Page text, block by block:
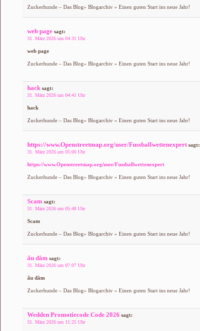
Zuckerhunde – Das Blog» Blogarchiv » Einen guten Start ins neue Jahr!
web page sagt:
31. März 2026 um 04:31 Uhr
web page
Zuckerhunde – Das Blog» Blogarchiv » Einen guten Start ins neue Jahr!
hack sagt:
31. März 2026 um 04:41 Uhr
hack
Zuckerhunde – Das Blog» Blogarchiv » Einen guten Start ins neue Jahr!
https://www.Openstreetmap.org/user/Fussballwettenexpert sagt:
31. März 2026 um 05:00 Uhr
https://www.Openstreetmap.org/user/Fussballwettenexpert
Zuckerhunde – Das Blog» Blogarchiv » Einen guten Start ins neue Jahr!
Scam sagt:
31. März 2026 um 05:48 Uhr
Scam
Zuckerhunde – Das Blog» Blogarchiv » Einen guten Start ins neue Jahr!
ấu dâm sagt:
31. März 2026 um 07:07 Uhr
ấu dâm
Zuckerhunde – Das Blog» Blogarchiv » Einen guten Start ins neue Jahr!
Wedden Promotiecode Code 2026 sagt:
31. März 2026 um 11:25 Uhr